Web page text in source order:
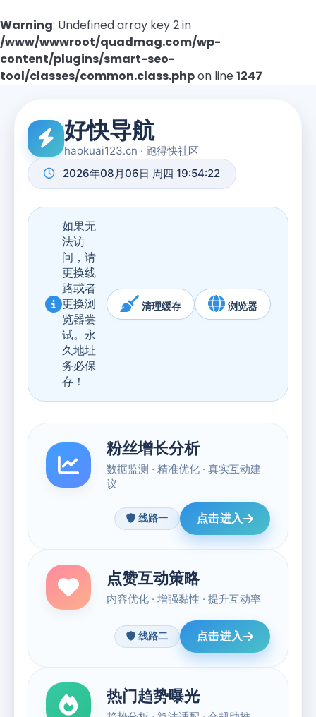
Warning: Undefined array key 2 in
/www/wwwroot/quadmag.com/wp-
content/plugins/smart-seo-
tool/classes/common.class.phpon line1247